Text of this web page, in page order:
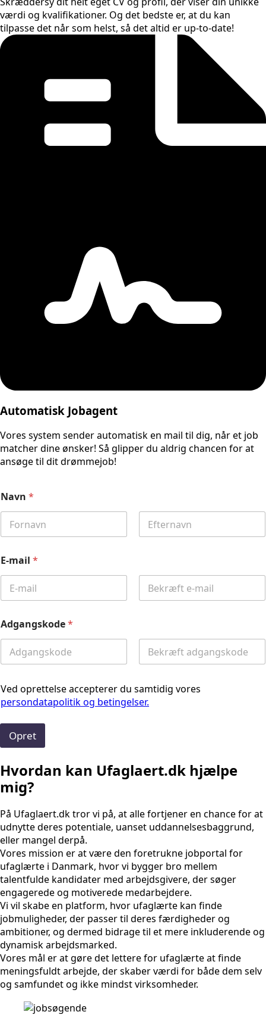
værdi og kvalifikationer. Og det bedste er, at du kan
tilpasse det når som helst, så det altid er up-to-date!
Automatisk Jobagent
Vores system sender automatisk en mail til dig, når et job
matcher dine ønsker! Så glipper du aldrig chancen for at
ansøge til dit drømmejob!
Navn *
E-mail *
Adgangskode*
Ved oprettelse accepterer du samtidig vores
persondatapolitik og betingelser.
Opret
Hvordan kan Ufaglaert.dk hjælpe
mig?
På Ufaglaert.dk tror vi på, at alle fortjener en chance for at
udnytte deres potentiale, uanset uddannelsesbaggrund,
eller mangel derpå.
Vores mission er at være den foretrukne jobportal for
ufaglærte i Danmark, hvor vi bygger bro mellem
talentfulde kandidater med arbejdsgivere, der søger
engagerede og motiverede medarbejdere.
Vi vil skabe en platform, hvor ufaglærte kan finde
jobmuligheder, der passer til deres færdigheder og
ambitioner, og dermed bidrage til et mere inkluderende og
dynamisk arbejdsmarked.
Vores mål er at gøre det lettere for ufaglærte at finde
meningsfuldt arbejde, der skaber værdi for både dem selv
og samfundet og ikke mindst virksomheder.